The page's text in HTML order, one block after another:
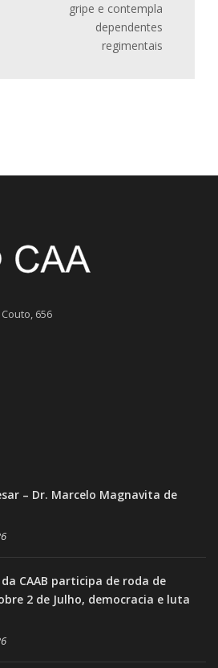
gripe e contempla
dependentes
regimentais
656
– Dr. Marcelo Magnavita de
CAAB participa de roda de
2 de Julho, democracia e luta